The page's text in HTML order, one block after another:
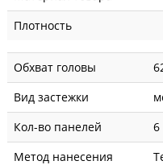
Плотность
Обхват головы
Вид застежки
Кол-во панелей
6
Метод нанесения